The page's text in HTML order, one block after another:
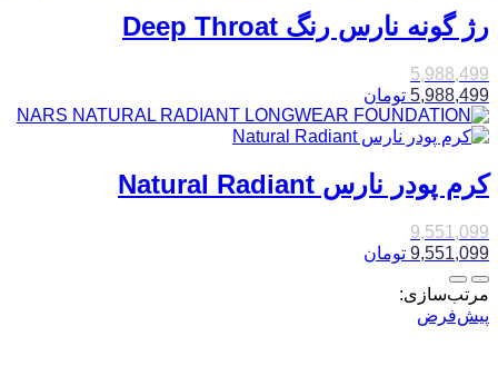
رژ گونه نارس رنگ Deep Throat
5,988,499
5,988,499 تومان
کرم پودر نارس Natural Radiant
9,551,099
9,551,099 تومان
مرتب‌سازی:
پیش‌فرض